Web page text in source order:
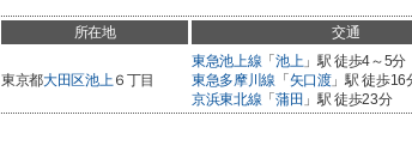
所在地 交通
東京都大田区池上６丁目
東急池上線 「 池上」駅 徒歩4～5分
東急多摩川線 「 矢口渡」駅 徒歩16
京浜東北線 「 蒲田 」駅 徒歩23分